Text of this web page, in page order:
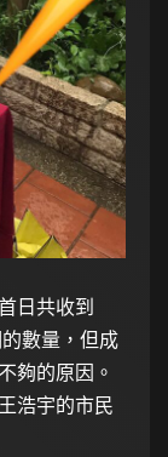
日共收到
數量，但成
夠的原因。
浩宇的市民